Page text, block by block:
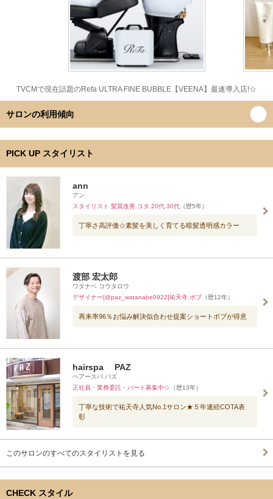
TVCMで現在話題のRefa ULTRA FINE BUBBLE【VEENA】最速導入店!☆
サロンの利用傾向
PICK UP スタイリスト
ann
アン
スタイリスト 髪質改善.コタ.20代.30代 （歴5年）
丁寧さ高評価☆素髪を美しく育てる暗髪透明感カラー
渡部 宏太郎
ワタナベ コウタロウ
デザイナー[@paz_watanabe0922]祐天寺.ボブ （歴12年）
再来率96％お悩み解決似合わせ提案ショートボブが得意
hairspa PAZ
ヘアースパ パズ
正社員・業務委託・パート募集中☆ （歴13年）
丁寧な技術で祐天寺人気No.1サロン★５年連続COTA表
彰
このサロンのすべてのスタイリストを見る
CHECK スタイル